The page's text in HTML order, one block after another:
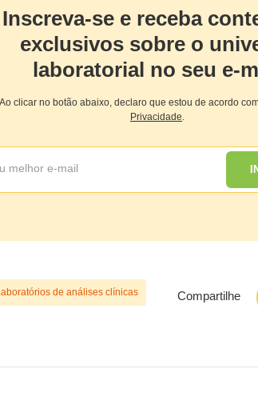
Inscreva-se e receba
exclusivos sobre o
laboratorial no seu e-
Ao clicar no botão abaixo, declaro que estou de acordo
Privacidade
de análises clínicas Compartilhe